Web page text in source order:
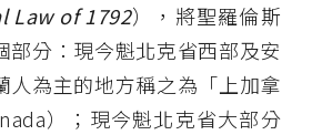
Law of 1792），將聖羅倫斯
部分：現今魁北克省西部及安
人為主的地方稱之為「上加拿
）；現今魁北克省大部分